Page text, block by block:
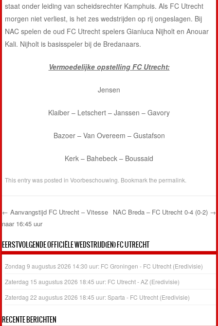
staat onder leiding van scheidsrechter Kamphuis. Als FC Utrecht
morgen niet verliest, is het zes wedstrijden op rij ongeslagen. Bij
NAC spelen de oud FC Utrecht spelers Gianluca Nijholt en Anouar
Kali. Nijholt is basisspeler bij de Bredanaars.
Vermoedelijke opstelling FC Utrecht:
Jensen
Klaiber – Letschert – Janssen – Gavory
Bazoer – Van Overeem – Gustafson
Kerk – Bahebeck – Boussaid
This entry was posted inVoorbeschouwing . Bookmark thepermalink
Post navigation
← Aanvangstijd FC Utrecht – Vitesse
naar 16:45 uur
NAC Breda – FC Utrecht 0-4 (0-2) →
EERSTVOLGENDE OFFICIËLE WEDSTRIJD(EN) FC UTRECHT
Zondag 9 augustus 2026 14:30 uur: FC Groningen - FC Utrecht (Eredivisie)
Zaterdag 15 augustus 2026 18:45 uur: FC Utrecht - AZ (Eredivisie)
Zaterdag 22 augustus 2026 18:45 uur: Sparta - FC Utrecht (Eredivisie)
RECENTE BERICHTEN